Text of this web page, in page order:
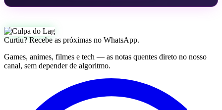
Curtiu? Recebe as próximas no WhatsApp.
Games, animes, filmes e tech — as notas quentes direto no nosso
canal, sem depender de algoritmo.